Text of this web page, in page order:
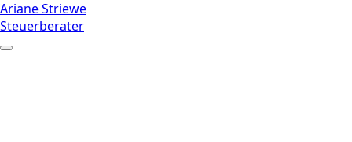
Ariane Striewe
Steuerberater